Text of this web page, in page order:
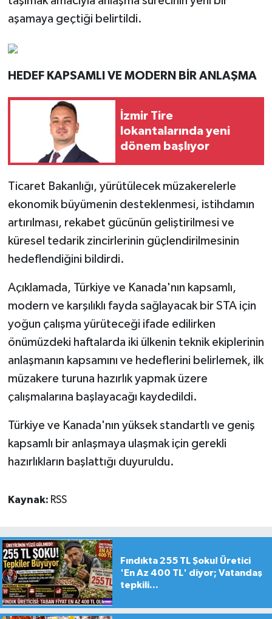
aşamaya geçtiği belirtildi.
HEDEF KAPSAMLI VE MODERN BİR ANLAŞMA
İzmir Tire
lokantalarında yeni
dönem başlıyor
Ticaret Bakanlığı, yürütülecek müzakerelerle
ekonomik büyümenin desteklenmesi, istihdamın
artırılması, rekabet gücünün geliştirilmesi ve
küresel tedarik zincirlerinin güçlendirilmesinin
hedeflendiğini bildirdi.
Açıklamada, Türkiye ve Kanada'nın kapsamlı,
modern ve karşılıklı fayda sağlayacak bir STA için
yoğun çalışma yürüteceği ifade edilirken
önümüzdeki haftalarda iki ülkenin teknik ekiplerinin
anlaşmanın kapsamını ve hedeflerini belirlemek, ilk
müzakere turuna hazırlık yapmak üzere
çalışmalarına başlayacağı kaydedildi.
Türkiye ve Kanada'nın yüksek standartlı ve geniş
kapsamlı bir anlaşmaya ulaşmak için gerekli
hazırlıkların başlattığı duyuruldu.
Kaynak: RSS
Fındıkta 255 TL Şoku! Üretici
'En Az 400 TL' diyor; Vatandaş
tepkili...